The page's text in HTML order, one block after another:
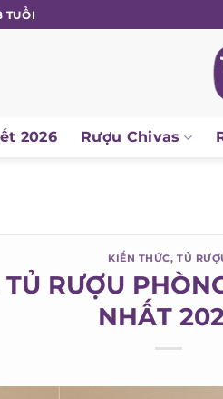
2026 Rượu Chivas
KIẾN THỨC,TỦ RƯỢU
RƯỢU
NHẤT